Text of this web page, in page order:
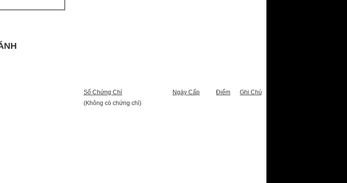
Số Chứng Chỉ Ngày Cấp Điểm
Ghi Chú
(Không có chứng chỉ)